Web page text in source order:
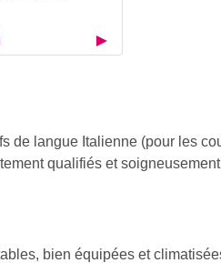
de langue Italienne (pour les
qualifiés et
bien équipées et